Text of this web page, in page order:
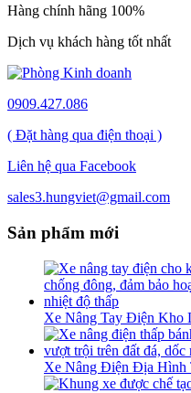
Hàng chính hãng 100%
Dịch vụ khách hàng tốt nhất
0909.427.086
( Đặt hàng qua điện thoại )
Liên hệ qua Facebook
sales3.hungviet@gmail.com
Sản phẩm mới
Xe Nâng Tay Điện Kho
Xe Nâng Điện Địa Hình